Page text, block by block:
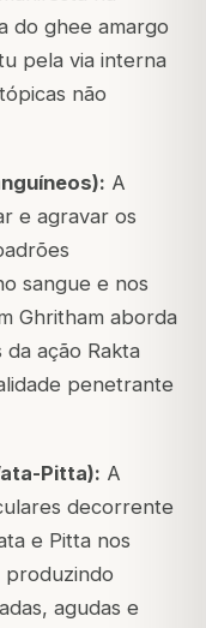
do ghee amargo
pela via interna
não
A
e agravar os
sangue e nos
Ghritham aborda
ação Rakta
penetrante
Pitta): A
decorrente
e Pitta nos
produzindo
agudas e